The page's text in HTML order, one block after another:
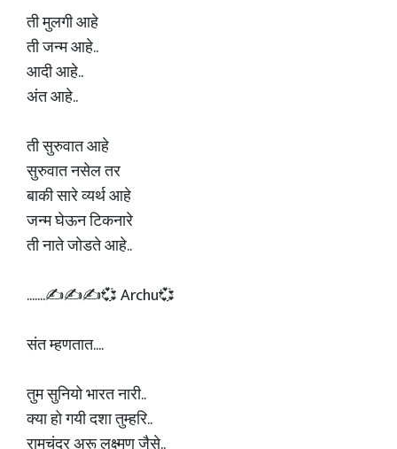
ती मुलगी आहे
ती जन्म आहे..
आदी आहे..
अंत आहे..
ती सुरुवात आहे
सुरुवात नसेल तर
बाकी सारे व्यर्थ आहे
जन्म घेऊन टिकनारे
ती नाते जोडते आहे..
.......✍️✍️✍️💞 Archu💞
संत म्हणतात....
तुम सुनियो भारत नारी..
क्या हो गयी दशा तुम्हरि..